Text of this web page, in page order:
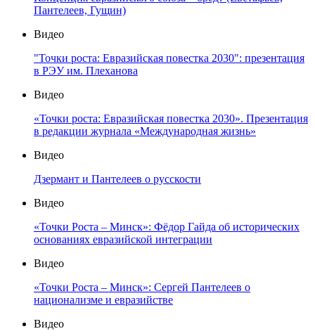
Пантелеев, Гущин)
Видео
"Точки роста: Евразийская повестка 2030": презентация
в РЭУ им. Плеханова
Видео
«Точки роста: Евразийская повестка 2030». Презентация
в редакции журнала «Международная жизнь»
Видео
Дзермант и Пантелеев о русскости
Видео
«Точки Роста – Минск»: Фёдор Гайда об исторических
основаниях евразийской интеграции
Видео
«Точки Роста – Минск»: Сергей Пантелеев о
национализме и евразийстве
Видео